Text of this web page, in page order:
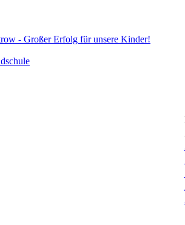
- Großer Erfolg für unsere Kinder!